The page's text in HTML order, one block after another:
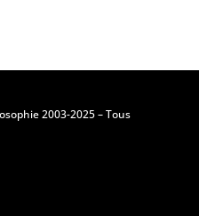
2003-2025 – Tous